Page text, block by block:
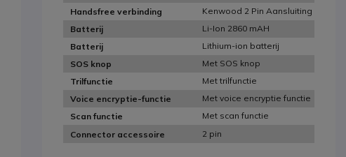
Handsfree verbinding
Kenwood 2 Pin Aansluiting
Batterij
Li-Ion 2860 mAH
Batterij
Lithium-ion batterij
SOS knop
Met SOS knop
Trilfunctie
Met trilfunctie
Voice encryptie-functie
Met voice encryptie functie
Scan functie
Met scan functie
Connector accessoire
2 pin